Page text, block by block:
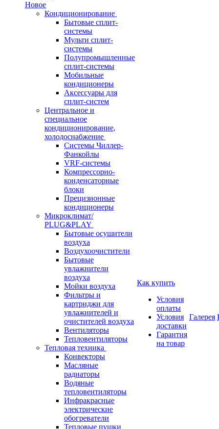
Новое
Кондиционирование
Бытовые сплит-
системы
Мульти сплит-
системы
Полупромышленные
сплит-системы
Мобильные
кондиционеры
Аксессуары для
сплит-систем
Центральное и
специальное
кондиционирование,
холодоснабжение
Системы Чиллер-
Фанкойлы
VRF-системы
Компрессорно-
конденсаторные
блоки
Прецизионные
кондиционеры
Микроклимат/
PLUG&PLAY
Бытовые осушители
воздуха
Воздухоочистители
Бытовые
увлажнители
воздуха
Мойки воздуха
Фильтры и
картриджи для
увлажнителей и
очистителей воздуха
Вентиляторы
Тепловентиляторы
Тепловая техника
Конвекторы
Масляные
радиаторы
Водяные
тепловентиляторы
Инфракрасные
электрические
обогреватели
Тепловые пушки
Как купить
Условия
оплаты
Условия
доставки
Гарантия
на товар
Галерея